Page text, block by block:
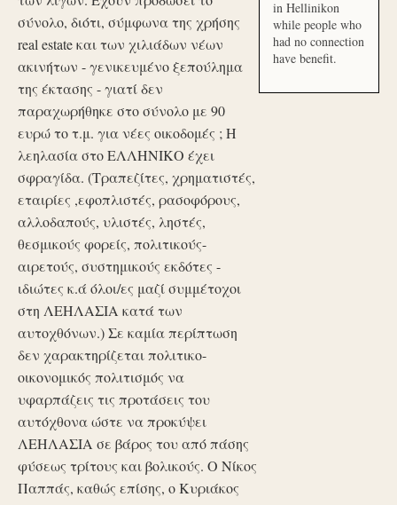
σύνολο, διότι, σύμφωνα της χρήσης
real estate και των χιλιάδων νέων
ακινήτων - γενικευμένο ξεπούλημα
της έκτασης - γιατί δεν
παραχωρήθηκε στο σύνολο με 90
ευρώ το τ.μ. για νέες οικοδομές ; Η
λεηλασία στο ΕΛΛΗΝΙΚΟ έχει
σφραγίδα. (Τραπεζίτες, χρηματιστές,
εταιρίες ,εφοπλιστές, ρασοφόρους,
αλλοδαπούς, υλιστές, ληστές,
θεσμικούς φορείς, πολιτικούς-
αιρετούς, συστημικούς εκδότες -
ιδιώτες κ.ά όλοι/ες μαζί συμμέτοχοι
στη ΛΕΗΛΑΣΙΑ κατά των
αυτοχθόνων.) Σε καμία περίπτωση
δεν χαρακτηρίζεται πολιτικο-
οικονομικός πολιτισμός να
υφαρπάζεις τις προτάσεις του
αυτόχθονα ώστε να προκύψει
ΛΕΗΛΑΣΙΑ σε βάρος του από πάσης
φύσεως τρίτους και βολικούς. Ο Νίκος
Παππάς, καθώς επίσης, ο Κυριάκος
in Hellinikon
while people who
had no connection
have benefit.